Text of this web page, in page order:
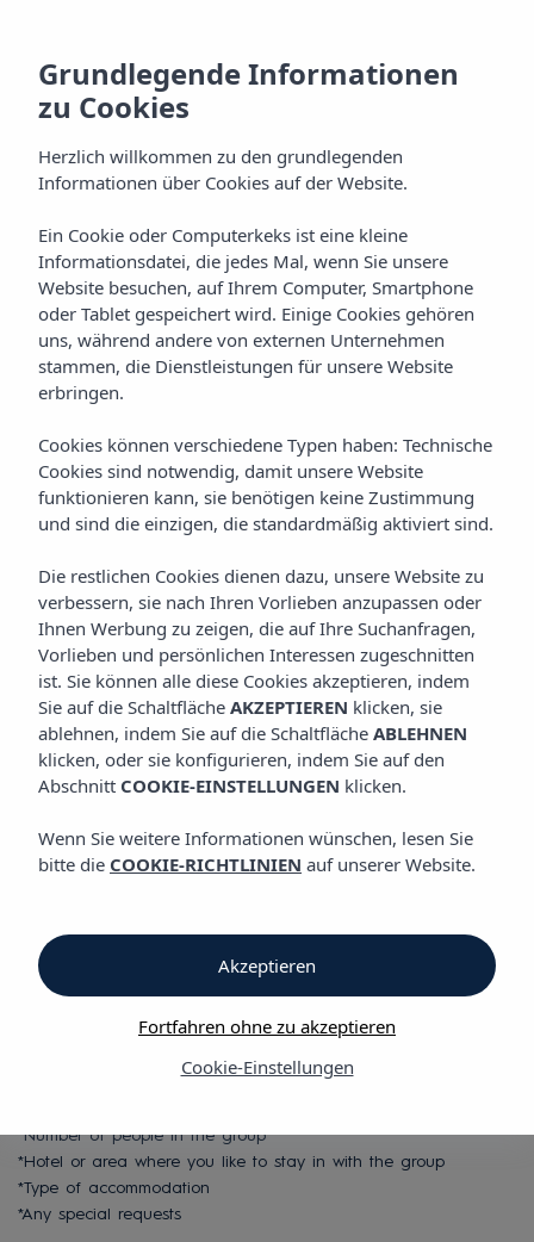
Gruppen
Vibra Hotels
GROUPS
Groups
Groups
Are you travelling in a group?
At Vibra Hotels we have an extensive experience with groups,
we have a large number of establishments of all types so you
can choose the one that best suits the needs of your group.
island of Ibiza, Mallorca and Menorca.
How to do it?
have to send an email togrupos@vibrahotels.com
us with the following information:
*Number of people in the group
*Hotel or area where you like to stay in with the group
*Type of accommodation
*Any special requests
Grundlegende Informationen
zu Cookies
Herzlich willkommen zu den grundlegenden
Informationen über Cookies auf der Website.
Ein Cookie oder Computerkeks ist eine kleine
Informationsdatei, die jedes Mal, wenn Sie unsere
Website besuchen, auf Ihrem Computer, Smartphone
oder Tablet gespeichert wird. Einige Cookies gehören
uns, während andere von externen Unternehmen
stammen, die Dienstleistungen für unsere Website
erbringen.
Cookies können verschiedene Typen haben: Technische
Cookies sind notwendig, damit unsere Website
funktionieren kann, sie benötigen keine Zustimmung
und sind die einzigen, die standardmäßig aktiviert sind.
Die restlichen Cookies dienen dazu, unsere Website zu
verbessern, sie nach Ihren Vorlieben anzupassen oder
Ihnen Werbung zu zeigen, die auf Ihre Suchanfragen,
Vorlieben und persönlichen Interessen zugeschnitten
ist. Sie können alle diese Cookies akzeptieren, indem
Sie auf die Schaltfläche AKZEPTIEREN klicken, sie
ablehnen, indem Sie auf die Schaltfläche ABLEHNEN
klicken, oder sie konfigurieren, indem Sie auf den
Abschnitt COOKIE-EINSTELLUNGEN klicken.
Wenn Sie weitere Informationen wünschen, lesen Sie
bitte die COOKIE-RICHTLINIEN auf unserer Website.
Cookie-Einstellungen
Fortfahren ohne zu akzeptieren
Akzeptieren